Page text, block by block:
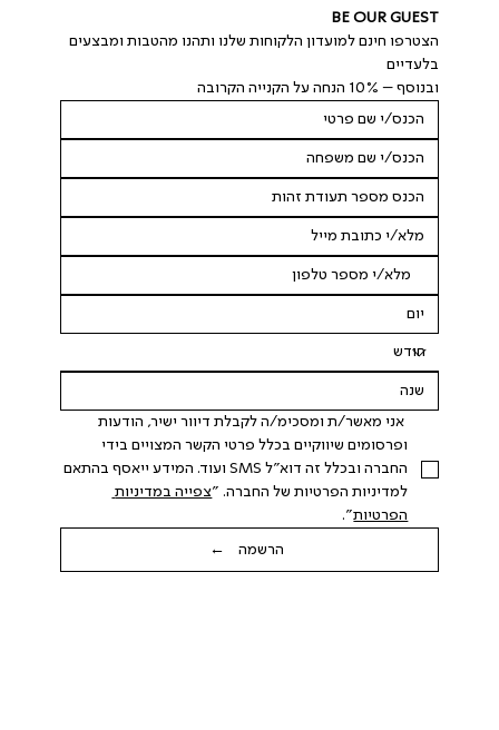
BE OUR GUEST
הצטרפו חינם למועדון הלקוחות שלנו ותהנו מהטבות ומבצעים
בלעדיים
ובנוסף – 10% הנחה על הקנייה הקרובה
אני מאשר/ת ומסכימ/ה לקבלת דיוור ישיר, הודעות
החברה ובכלל זה דוא"ל SMS ועוד. המידע ייאסף בהתאם
למדיניות הפרטיות של החברה. "
צפייה במדיניות
הפרטיות".
הרשמה ←